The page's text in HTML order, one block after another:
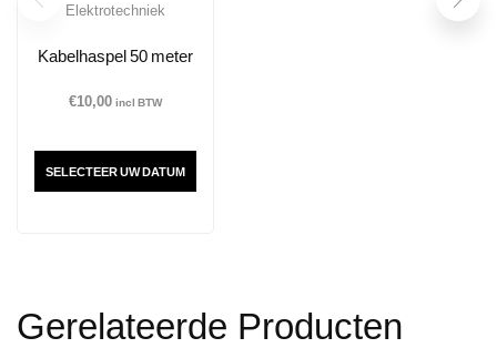
Elektrotechniek
Kabelhaspel 50 meter
€10,00 incl BTW
SELECTEER UW DATUM
Gerelateerde Producten